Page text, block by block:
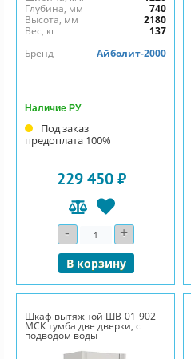
Глубина, мм
740
Высота, мм
2180
Вес, кг
137
Бренд
Айболит-2000
Наличие РУ
Под заказ
предоплата 100%
229 450 ₽
- Количество+
В корзину
Шкаф вытяжной ШВ-01-902-
МСК тумба две дверки, с
подводом воды
нержавеющая сталь